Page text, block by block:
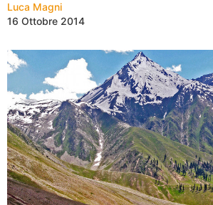
Luca Magni
16 Ottobre 2014